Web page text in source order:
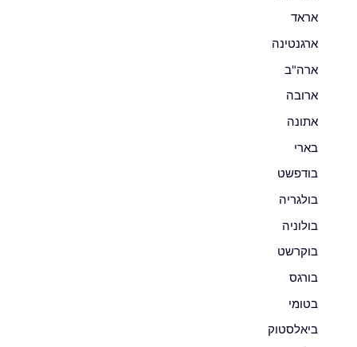
אראד
ארגנטינה
ארה"ב
ארובה
אתונה
בארי
בודפשט
בולגריה
בולוניה
בוקרשט
בורגס
בטומי
ביאלסטוק